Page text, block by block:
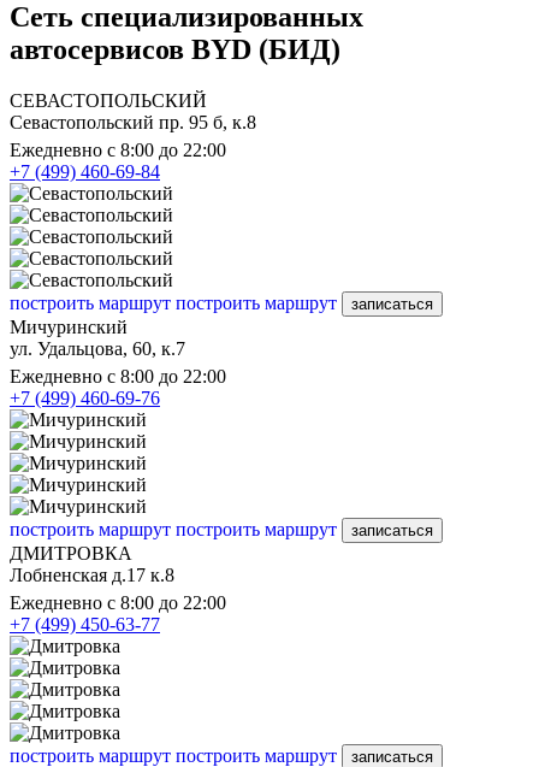
Сеть специализированных
автосервисов BYD (БИД)
СЕВАСТОПОЛЬСКИЙ
Севастопольский пр. 95 б, к.8
Ежедневно с 8:00 до 22:00
+7 (499) 460-69-84
построить маршрут построить маршрут записаться
Мичуринский
ул. Удальцова, 60, к.7
Ежедневно с 8:00 до 22:00
+7 (499) 460-69-76
построить маршрут построить маршрут записаться
ДМИТРОВКА
Лобненская д.17 к.8
Ежедневно с 8:00 до 22:00
+7 (499) 450-63-77
построить маршрут построить маршрут записаться